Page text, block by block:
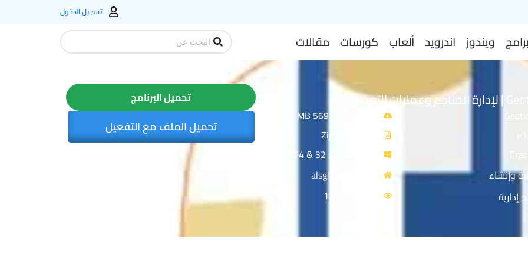
تسجيل الدخول
برامج ويندوز اندرويد ألعاب كورسات مقالات
Search
...
وإنشاء
إدارية
توافق النواة: 32 & 64-Bit
تحميل البرنامج
تحميل الملف مع التفعيل